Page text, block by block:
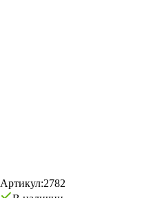
Артикул:2782